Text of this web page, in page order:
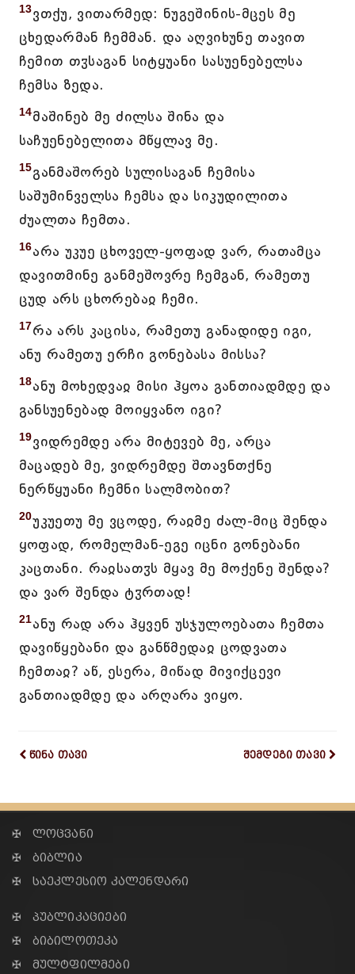
13ვთქუ, ვითარმედ: ნუგეშინის-მცეს მე
ცხედარმან ჩემმან. და აღვიხუნე თავით
ჩემით თჳსაგან სიტყუანი სასუენებელსა
ჩემსა ზედა.
14მაშინებ მე ძილსა შინა და
საჩუენებელითა მწყლავ მე.
15განმაშორებ სულისაგან ჩემისა
საშუმინველსა ჩემსა და სიკუდილითა
ძუალთა ჩემთა.
16არა უკუე ცხოველ-ყოფად ვარ, რათამცა
დავითმინე განმეშოვრე ჩემგან, რამეთუ
ცუდ არს ცხორებაჲ ჩემი.
17რა არს კაცისა, რამეთუ განადიდე იგი,
ანუ რამეთუ ერჩი გონებასა მისსა?
18ანუ მოხედვაჲ მისი ჰყოა განთიადმდე და
განსუენებად მოიყვანო იგი?
19ვიდრემდე არა მიტევებ მე, არცა
მაცადებ მე, ვიდრემდე შთავნთქნე
ნერწყუანი ჩემნი სალმობით?
20უკუეთუ მე ვცოდე, რაჲმე ძალ-მიც შენდა
ყოფად, რომელმან-ეგე იცნი გონებანი
კაცთანი. რაჲსათჳს მყავ მე მოქენე შენდა?
და ვარ შენდა ტჳრთად!
21ანუ რად არა ჰყვენ უსჯულოებათა ჩემთა
დავიწყებანი და განწმედაჲ ცოდვათა
ჩემთაჲ? აწ, ესერა, მიწად მივიქცევი
განთიადმდე და არღარა ვიყო.
წინა თავი შემდეგი თავი
✠ ლოცვანი
✠ ბიბლია
✠ საეკლესიო კალენდარი
✠ პუბლიკაციები
✠ ბიბილოთეკა
✠ მულტფილმები